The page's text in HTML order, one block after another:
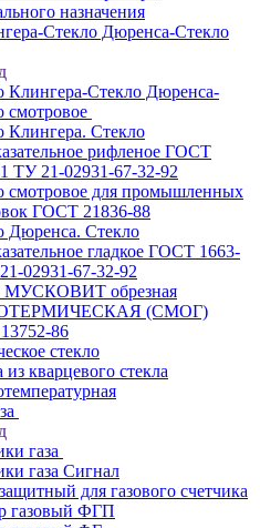
назначения
Стекло Дюренса-Стекло
Клингера-Стекло Дюренса-
смотровое
Клингера. Стекло
рифленое ГОСТ
ТУ 21-02931-67-32-92
смотровое для промышленных
ГОСТ 21836-88
Дюренса. Стекло
гладкое ГОСТ 1663-
02931-67-32-92
МУСКОВИТ обрезная
(СМОГ)
86
стекло
из кварцевого стекла
газа
газа Сигнал
для газового счетчика
газовый ФГП